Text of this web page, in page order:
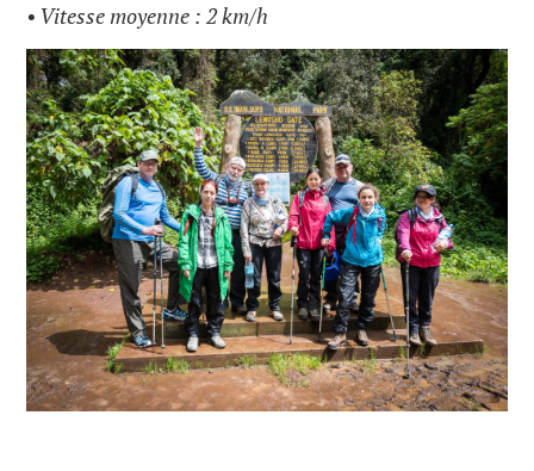
• Vitesse moyenne : 2 km/h